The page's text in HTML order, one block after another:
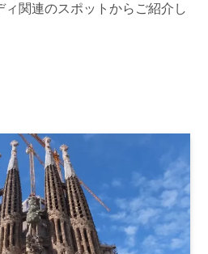
関連のスポットからご紹介し